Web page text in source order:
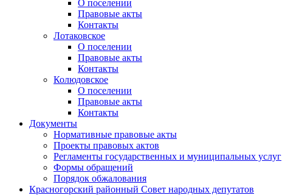
О поселении
Правовые акты
Контакты
Лотаковское
О поселении
Правовые акты
Контакты
Колюдовское
О поселении
Правовые акты
Контакты
Документы
Нормативные правовые акты
Проекты правовых актов
Регламенты государственных и муниципальных услуг
Формы обращений
Порядок обжалования
Красногорский районный Совет народных депутатов